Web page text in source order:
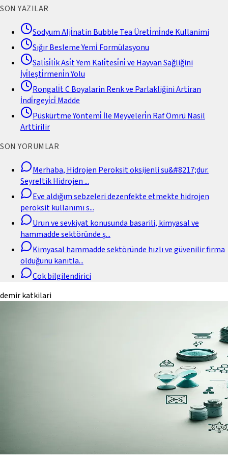
SON YAZILAR
Sodyum Alji̇natin Bubble Tea Üreti̇mi̇nde Kullanimi
Sığır Besleme Yemi̇ Formülasyonu
Sali̇si̇li̇k Asi̇t Yem Kali̇tesi̇ni̇ ve Hayvan Sağliğini
İyi̇leşti̇rmeni̇n Yolu
Rongali̇t C Boyalarin Renk ve Parlakliğini Artiran
İndi̇rgeyi̇ci̇ Madde
Püskürtme Yöntemi̇ İle Meyveleri̇n Raf Ömrü Nasil
Arttirilir
SON YORUMLAR
Merhaba, Hidrojen Peroksit oksijenli su&#8217;dur.
Seyreltik Hidrojen...
Eve aldığım sebzeleri dezenfekte etmekte hidrojen
peroksit kullanımı s...
Urun ve sevkiyat konusunda basarili, kimyasal ve
hammadde sektöründe ş...
Kimyasal hammadde sektöründe hızlı ve güvenilir firma
olduğunu kanıtla...
Cok bilgilendirici
demir katkilari